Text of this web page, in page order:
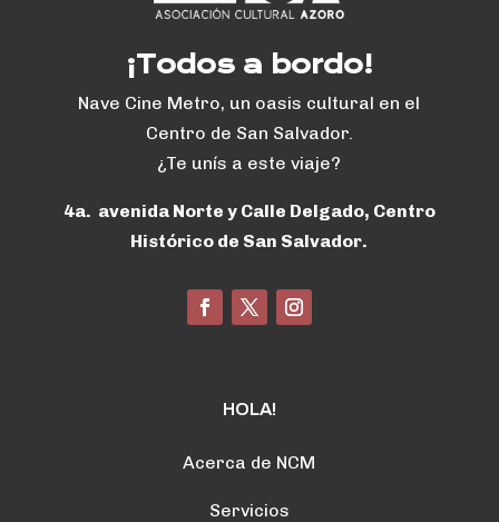
¡Todos a bordo!
Nave Cine Metro, un oasis cultural en el
Centro de San Salvador.
¿Te unís a este viaje?
4a. avenida Norte y Calle Delgado, Centro
Histórico de San Salvador.
HOLA!
Acerca de NCM
Servicios